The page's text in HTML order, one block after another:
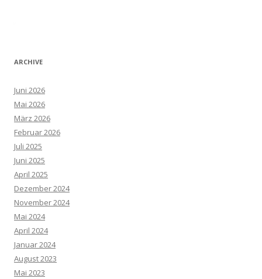
ARCHIVE
Juni 2026
Mai 2026
März 2026
Februar 2026
Juli 2025
Juni 2025
April 2025
Dezember 2024
November 2024
Mai 2024
April 2024
Januar 2024
August 2023
Mai 2023